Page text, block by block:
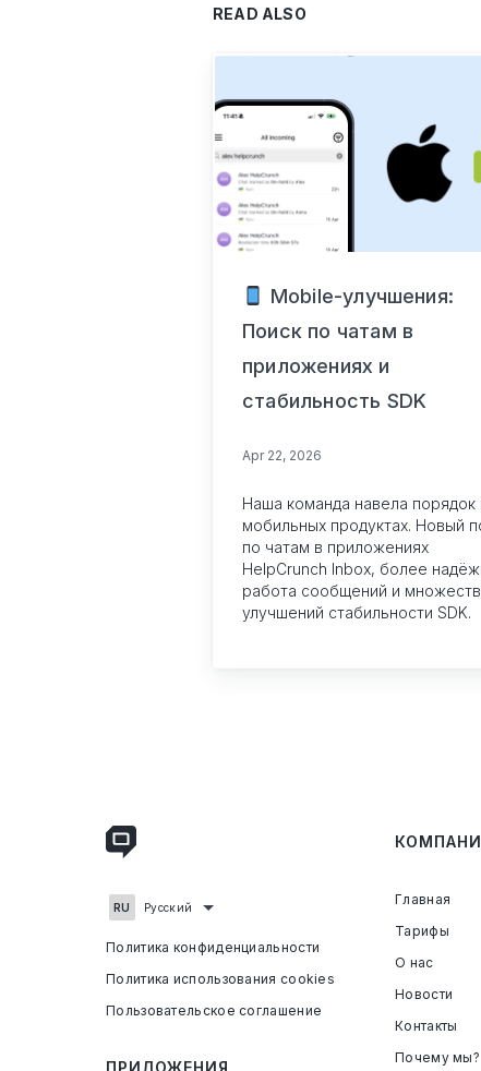
READ ALSO
Mobile-улучшения:
Поиск по чатам в
приложениях и
стабильность SDK
Apr 22, 2026
Наша команда навела порядок
мобильных продуктах. Новый
по чатам в приложениях
HelpCrunch Inbox, более
работа сообщений и
улучшений стабильности SDK.
Русский
Политика конфиденциальности
Политика использования cookies
Пользовательское соглашение
Главная
Тарифы
О нас
Новости
Контакты
Почему мы?